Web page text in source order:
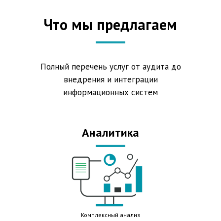
Аналитика
Что мы предлагаем
Комплексный анализ
Полный перечень услуг от аудита до
внедрения и интеграции
информационных систем